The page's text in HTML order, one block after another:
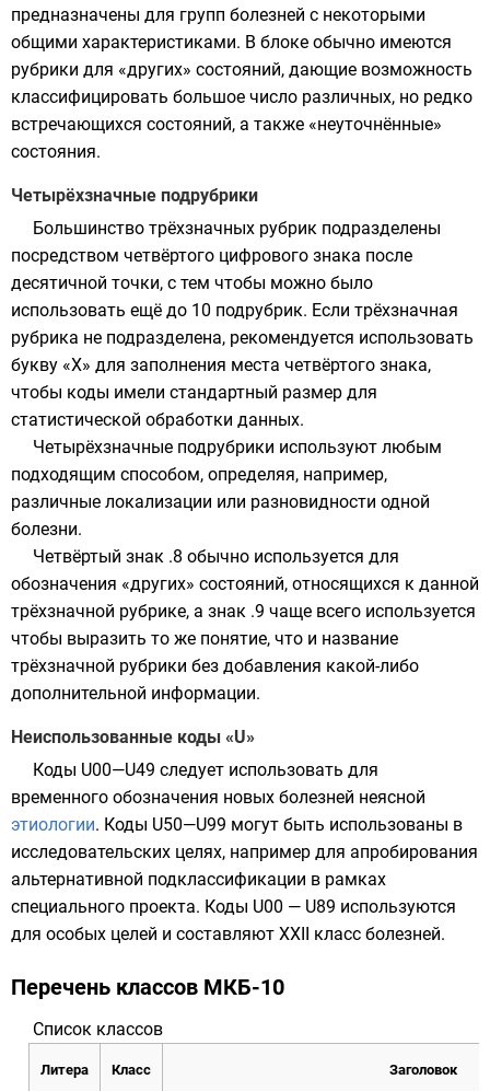
предназначены для групп болезней с некоторыми
общими характеристиками. В блоке обычно имеются
рубрики для «других» состояний, дающие возможность
классифицировать большое число различных, но редко
встречающихся состояний, а также «неуточнённые»
состояния.
Четырёхзначные подрубрики
Большинство трёхзначных рубрик подразделены
посредством четвёртого цифрового знака после
десятичной точки, с тем чтобы можно было
использовать ещё до 10 подрубрик. Если трёхзначная
рубрика не подразделена, рекомендуется использовать
букву «X» для заполнения места четвёртого знака,
чтобы коды имели стандартный размер для
статистической обработки данных.
Четырёхзначные подрубрики используют любым
подходящим способом, определяя, например,
различные локализации или разновидности одной
болезни.
Четвёртый знак .8 обычно используется для
обозначения «других» состояний, относящихся к данной
трёхзначной рубрике, а знак .9 чаще всего используется
чтобы выразить то же понятие, что и название
трёхзначной рубрики без добавления какой-либо
дополнительной информации.
Неиспользованные коды «U»
Коды U00—U49 следует использовать для
временного обозначения новых болезней неясной
этиологии. Коды U50—U99 могут быть использованы в
исследовательских целях, например для апробирования
альтернативной подклассификации в рамках
специального проекта. Коды U00 — U89 используются
для особых целей и составляют XXII класс болезней.
Перечень классов МКБ-10
Список классов
Литера Класс Заголовок